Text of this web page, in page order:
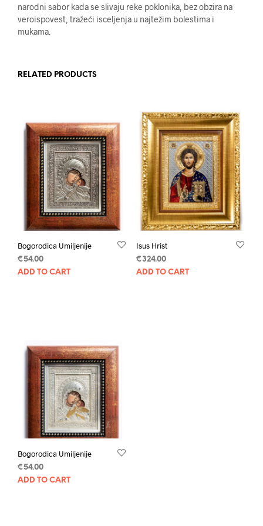
narodni sabor kada se slivaju reke poklonika, bez obzira na
veroispovest, tražeći isceljenja u najtežim bolestima i
mukama.
RELATED PRODUCTS
Bogorodica Umiljenije
€54.00
ADD TO CART
Isus Hrist
€324.00
ADD TO CART
Bogorodica Umiljenije
€54.00
ADD TO CART